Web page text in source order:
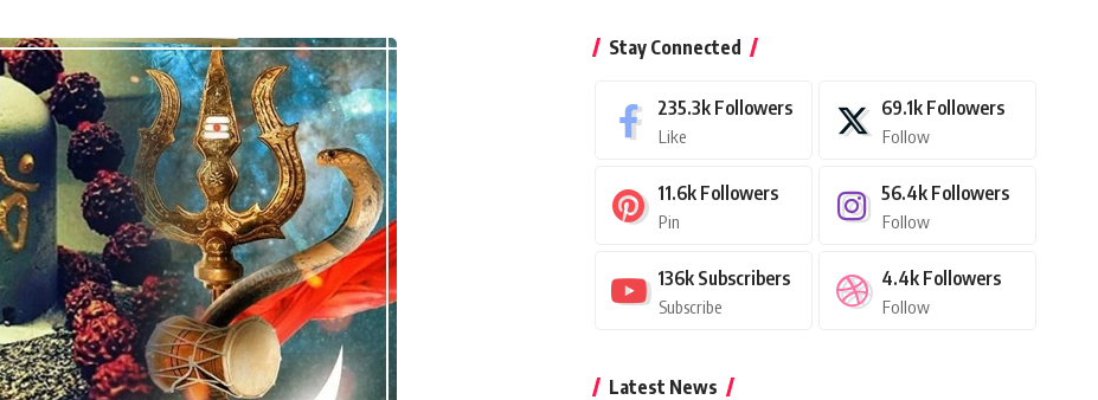
Stay Connected
235.3k Followers
Like
69.1k Followers
Follow
11.6k Followers
Pin
56.4k Followers
Follow
136k Subscribers
Subscribe
4.4k Followers
Follow
Latest News